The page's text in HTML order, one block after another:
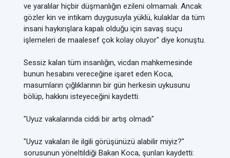
ve yaralılar hiçbir düşmanlığın ezileni olmamalı. Ancak
gözler kin ve intikam duygusuyla yüklü, kulaklar da tüm
insani haykırışlara kapalı olduğu için savaş suçu
işlemeleri de maalesef çok kolay oluyor" diye konuştu.
Sessiz kalan tüm insanlığın, vicdan mahkemesinde
bunun hesabını vereceğine işaret eden Koca,
masumların çığlıklarının bir gün herkesin uykusunu
bölüp, hakkını isteyeceğini kaydetti.
"Uyuz vakalarında ciddi bir artış olmadı"
"Uyuz vakaları ile ilgili görüşünüzü alabilir miyiz?"
sorusunun yöneltildiği Bakan Koca, şunları kaydetti: